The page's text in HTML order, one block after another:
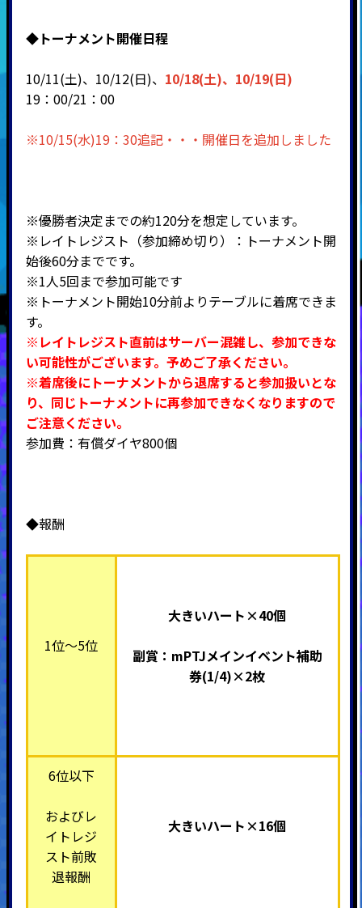
◆トーナメント開催日程
10/11(土)、10/12(日)、 10/18(土)、10/19(日)
19：00/21：00
※10/15(水)19：30追記・・・開催日を追加しました
※優勝者決定までの約120分を想定しています。
※ レイトレジスト（参加締め切り）：トーナメント開
始後60分までです。
※1人5回まで参加可能です
※トーナメント開始10分前よりテーブルに着席できま
す。
※レイトレジスト直前はサーバー混雑し、参加できな
い可能性がございます。予めご了承ください。
※着席後にトーナメントから退席すると参加扱いとな
り、同じトーナメントに再参加できなくなりますので
ご注意ください。
参加費：有償ダイヤ800個
◆報酬
1位～5位
大きいハート×40個
副賞：mPTJメインイベント補助
券(1/4)×2枚
6位以下
およびレ
イトレジ
スト前敗
退報酬
大きいハート×16個